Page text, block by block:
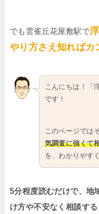
でも雲雀丘花屋敷駅で
やり方さえ知ればカ
こんにちは！「
です！
このページでは
気調査に強くて
を、わかりやす
5分程度読むだけで、地
け方や不安なく相談する